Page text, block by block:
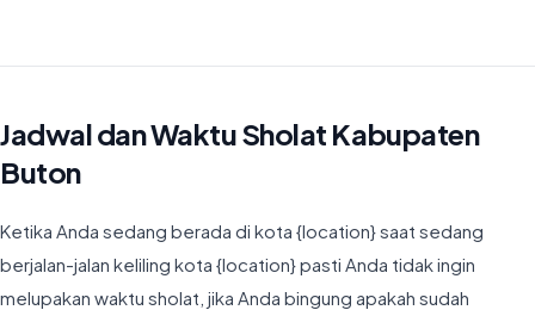
Jadwal dan Waktu Sholat Kabupaten
Buton
Ketika Anda sedang berada di kota {location} saat sedang
berjalan-jalan keliling kota {location} pasti Anda tidak ingin
melupakan waktu sholat, jika Anda bingung apakah sudah